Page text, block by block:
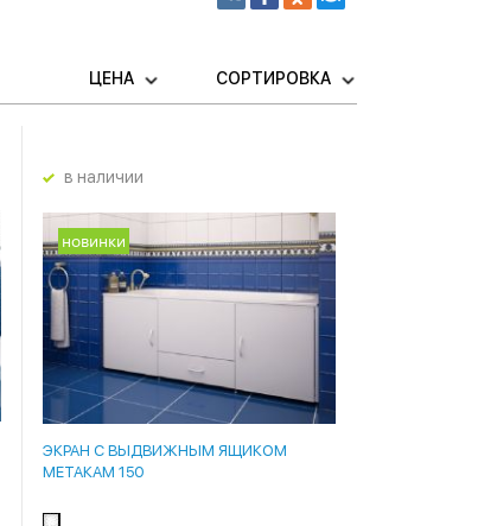
ЦЕНА СОРТИРОВКА
в наличии
новинки
ЭКРАН С ВЫДВИЖНЫМ ЯЩИКОМ
МЕТАКАМ 150